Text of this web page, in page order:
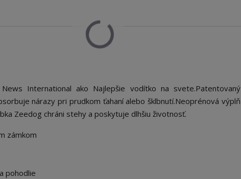
International ako Najlepšie vodítko na svete.Patentovaný
nárazy pri prudkom ťahaní alebo šklbnutí.Neoprénová výplň
Zeedog chráni stehy a poskytuje dlhšiu životnosť.
zámkom
pohodlie